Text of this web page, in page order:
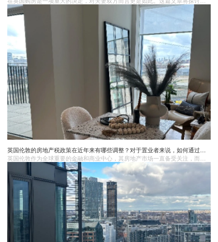
英国伦敦的房地产税政策在近年来有哪些调整？对于置业者来说，如何通过合理规划房产持有结构来降低税务负担？